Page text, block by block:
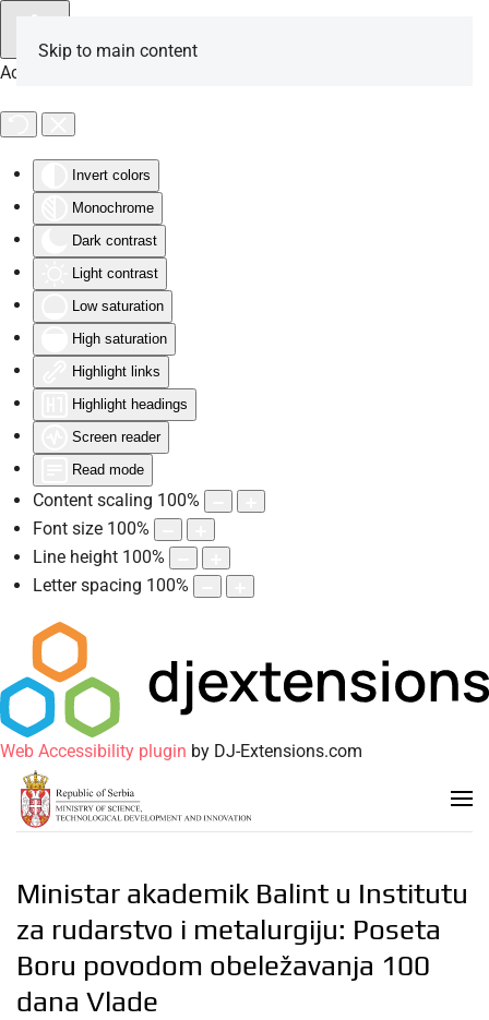
Accessibility Tools
Invert colors
Monochrome
Dark contrast
Light contrast
Low saturation
High saturation
Highlight links
Highlight headings
Screen reader
Read mode
Content scaling 100%
Font size 100%
Line height 100%
Letter spacing 100%
Web Accessibility plugin by DJ-Extensions.com
Skip to main content
Ministar akademik Balint u Institutu
za rudarstvo i metalurgiju: Poseta
Boru povodom obeležavanja 100
dana Vlade